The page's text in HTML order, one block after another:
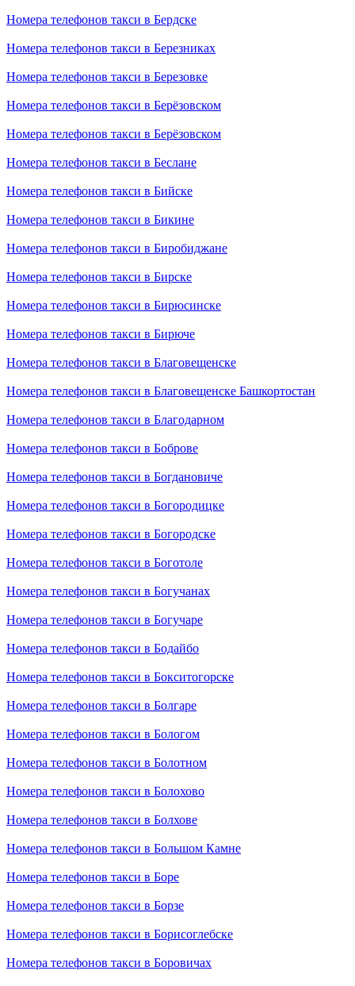
Номера телефонов такси в Бердске
Номера телефонов такси в Березниках
Номера телефонов такси в Березовке
Номера телефонов такси в Берёзовском
Номера телефонов такси в Берёзовском
Номера телефонов такси в Беслане
Номера телефонов такси в Бийске
Номера телефонов такси в Бикине
Номера телефонов такси в Биробиджане
Номера телефонов такси в Бирске
Номера телефонов такси в Бирюсинске
Номера телефонов такси в Бирюче
Номера телефонов такси в Благовещенске
Номера телефонов такси в Благовещенске Башкортостан
Номера телефонов такси в Благодарном
Номера телефонов такси в Боброве
Номера телефонов такси в Богдановиче
Номера телефонов такси в Богородицке
Номера телефонов такси в Богородске
Номера телефонов такси в Боготоле
Номера телефонов такси в Богучанах
Номера телефонов такси в Богучаре
Номера телефонов такси в Бодайбо
Номера телефонов такси в Бокситогорске
Номера телефонов такси в Болгаре
Номера телефонов такси в Бологом
Номера телефонов такси в Болотном
Номера телефонов такси в Болохово
Номера телефонов такси в Болхове
Номера телефонов такси в Большом Камне
Номера телефонов такси в Боре
Номера телефонов такси в Борзе
Номера телефонов такси в Борисоглебске
Номера телефонов такси в Боровичах